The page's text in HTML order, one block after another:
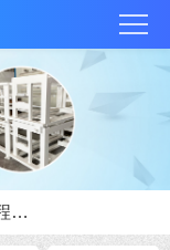
何为酸洗磷化？今天鑫明静电喷粉厂小课堂就跟大家讲讲。
喷粉加工:静电喷涂的工艺流程和优缺点